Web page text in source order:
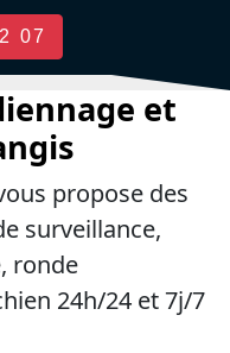
07
et
propose des
surveillance,
ronde
24h/24 et 7j/7